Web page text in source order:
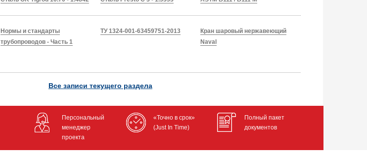
Нормы и стандарты
трубопроводов - Часть 1
ТУ 1324-001-63459751-2013
Кран шаровый нержавеющий
Naval
Все записи текущего раздела
Персональный
менеджер
проекта
«Точно в срок»
(Just In Time)
Полный пакет
документов